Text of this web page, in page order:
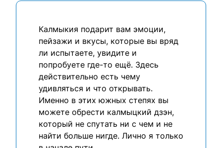
Калмыкия подарит вам эмоции,
пейзажи и вкусы, которые вы вряд
ли испытаете, увидите и
попробуете где-то ещё. Здесь
действительно есть чему
удивляться и что открывать.
Именно в этих южных степях вы
можете обрести калмыцкий дзэн,
который не спутать ни с чем и не
найти больше нигде. Лично я только